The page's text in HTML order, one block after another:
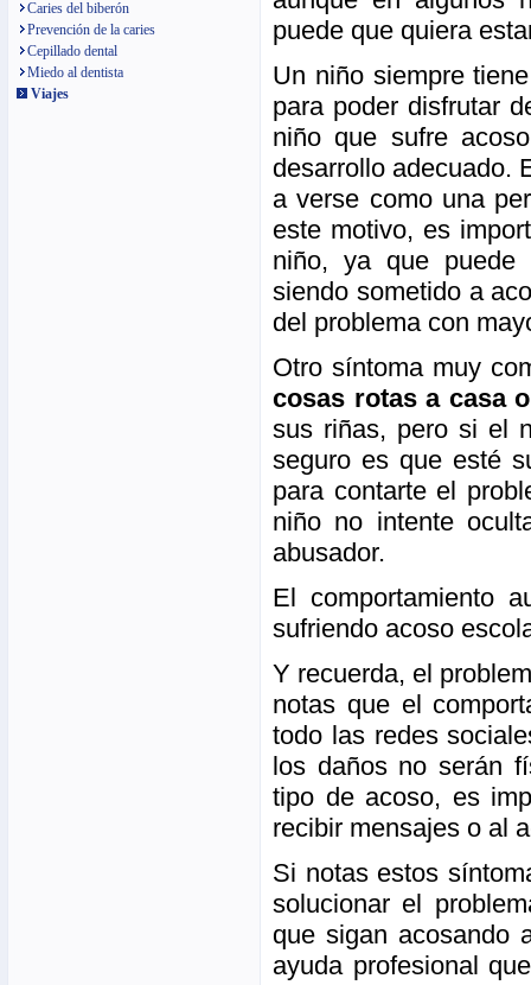
Caries del biberón
Prevención de la caries
Cepillado dental
Miedo al dentista
Viajes
puede que quiera
Un niño siempre
para poder disfrutar
niño que sufre
desarrollo adecuado.
a verse como una
este motivo, es
niño, ya que puede
siendo sometido a
del problema con
Otro síntoma muy
cosas rotas a casa
sus riñas, pero si el
seguro es que esté
para contarte el
niño no intente
abusador.
El comportamiento
sufriendo acoso
Y recuerda, el
notas que el
todo las redes
los daños no serán
tipo de acoso, es
recibir mensajes o al
Si notas estos
solucionar el
que sigan acosando
ayuda profesional